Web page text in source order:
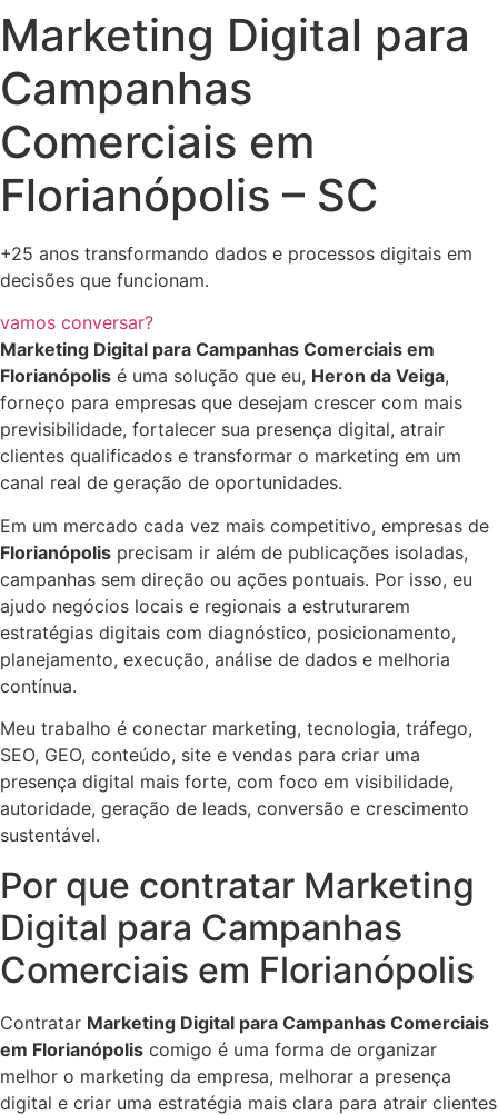
Marketing Digital para
Campanhas
Comerciais em
Florianópolis – SC
+25 anos transformando dados e processos digitais em
decisões que funcionam.
vamos conversar?
Marketing Digital para Campanhas Comerciais em
Florianópolis é uma solução que eu, Heron da Veiga,
forneço para empresas que desejam crescer com mais
previsibilidade, fortalecer sua presença digital, atrair
clientes qualificados e transformar o marketing em um
canal real de geração de oportunidades.
Em um mercado cada vez mais competitivo, empresas de
Florianópolis precisam ir além de publicações isoladas,
campanhas sem direção ou ações pontuais. Por isso, eu
ajudo negócios locais e regionais a estruturarem
estratégias digitais com diagnóstico, posicionamento,
planejamento, execução, análise de dados e melhoria
contínua.
Meu trabalho é conectar marketing, tecnologia, tráfego,
SEO, GEO, conteúdo, site e vendas para criar uma
presença digital mais forte, com foco em visibilidade,
autoridade, geração de leads, conversão e crescimento
sustentável.
Por que contratar Marketing
Digital para Campanhas
Comerciais em Florianópolis
Contratar Marketing Digital para Campanhas Comerciais
em Florianópolis comigo é uma forma de organizar
melhor o marketing da empresa, melhorar a presença
digital e criar uma estratégia mais clara para atrair clientes